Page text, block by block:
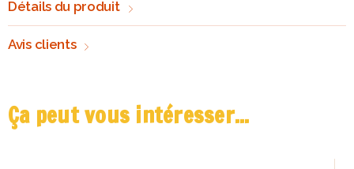
Détails du produit
Avis clients
Ça peut vous intéresser...